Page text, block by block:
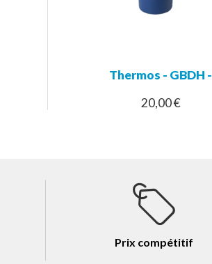
Thermos - GBDH -
20,00 €
Prix compétitif